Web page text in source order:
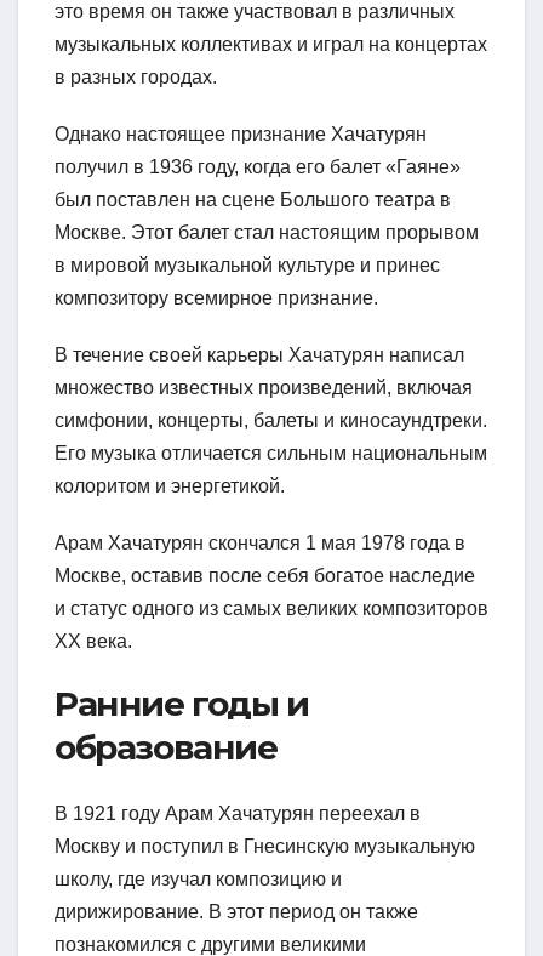
это время он также участвовал в различных
музыкальных коллективах и играл на концертах
в разных городах.
Однако настоящее признание Хачатурян
получил в 1936 году, когда его балет «Гаяне»
был поставлен на сцене Большого театра в
Москве. Этот балет стал настоящим прорывом
в мировой музыкальной культуре и принес
композитору всемирное признание.
В течение своей карьеры Хачатурян написал
множество известных произведений, включая
симфонии, концерты, балеты и киносаундтреки.
Его музыка отличается сильным национальным
колоритом и энергетикой.
Арам Хачатурян скончался 1 мая 1978 года в
Москве, оставив после себя богатое наследие
и статус одного из самых великих композиторов
XX века.
Ранние годы и
образование
В 1921 году Арам Хачатурян переехал в
Москву и поступил в Гнесинскую музыкальную
школу, где изучал композицию и
дирижирование. В этот период он также
познакомился с другими великими